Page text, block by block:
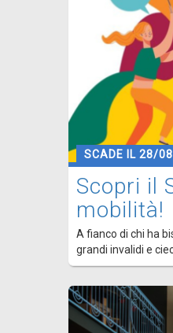
SCADE IL 28/08
Scopri il
mobilità!
A fianco di chi ha
grandi invalidi e